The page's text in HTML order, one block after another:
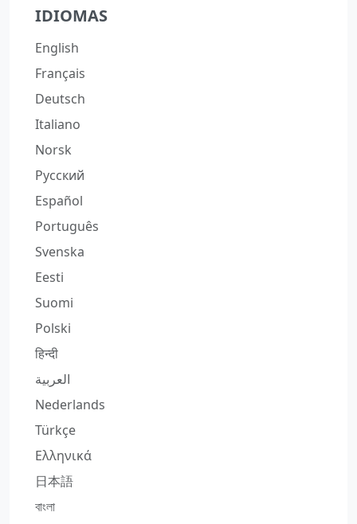
IDIOMAS
English
Français
Deutsch
Italiano
Norsk
Русский
Español
Português
Svenska
Eesti
Suomi
Polski
हिन्दी
العربية
Nederlands
Türkçe
Ελληνικά
日本語
বাংলা